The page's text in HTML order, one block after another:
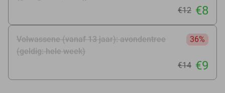
€12 €8
Volwassene (vanaf 13 jaar): avondentree
(geldig: hele week)
36%
€14 €9